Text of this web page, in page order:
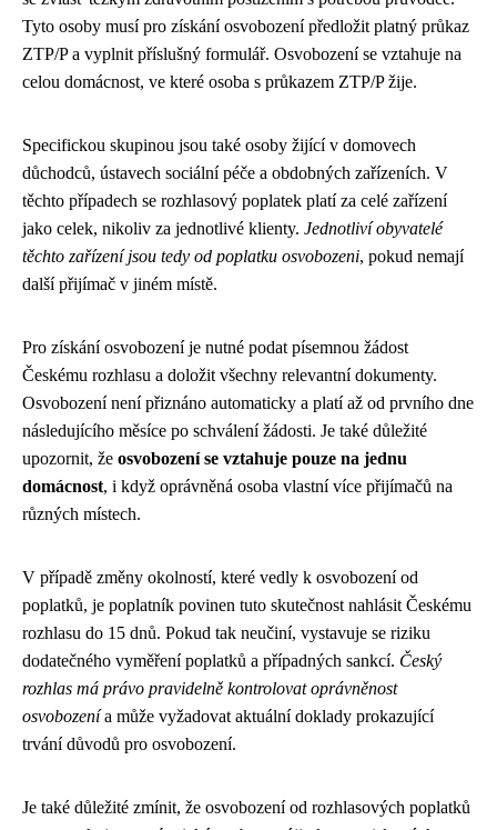
Tyto osoby musí pro získání osvobození předložit platný průkaz
ZTP/P a vyplnit příslušný formulář. Osvobození se vztahuje na
celou domácnost, ve které osoba s průkazem ZTP/P žije.
Specifickou skupinou jsou také osoby žijící v domovech
důchodců, ústavech sociální péče a obdobných zařízeních. V
těchto případech se rozhlasový poplatek platí za celé zařízení
jako celek, nikoliv za jednotlivé klienty. Jednotliví obyvatelé
těchto zařízení jsou tedy od poplatku osvobozeni, pokud nemají
další přijímač v jiném místě.
Pro získání osvobození je nutné podat písemnou žádost
Českému rozhlasu a doložit všechny relevantní dokumenty.
Osvobození není přiznáno automaticky a platí až od prvního dne
následujícího měsíce po schválení žádosti. Je také důležité
upozornit, že osvobození se vztahuje pouze na jednu
domácnost, i když oprávněná osoba vlastní více přijímačů na
různých místech.
V případě změny okolností, které vedly k osvobození od
poplatků, je poplatník povinen tuto skutečnost nahlásit Českému
rozhlasu do 15 dnů. Pokud tak neučiní, vystavuje se riziku
dodatečného vyměření poplatků a případných sankcí. Český
rozhlas má právo pravidelně kontrolovat oprávněnost
osvobozenía může vyžadovat aktuální doklady prokazující
trvání důvodů pro osvobození.
Je také důležité zmínit, že osvobození od rozhlasových poplatků